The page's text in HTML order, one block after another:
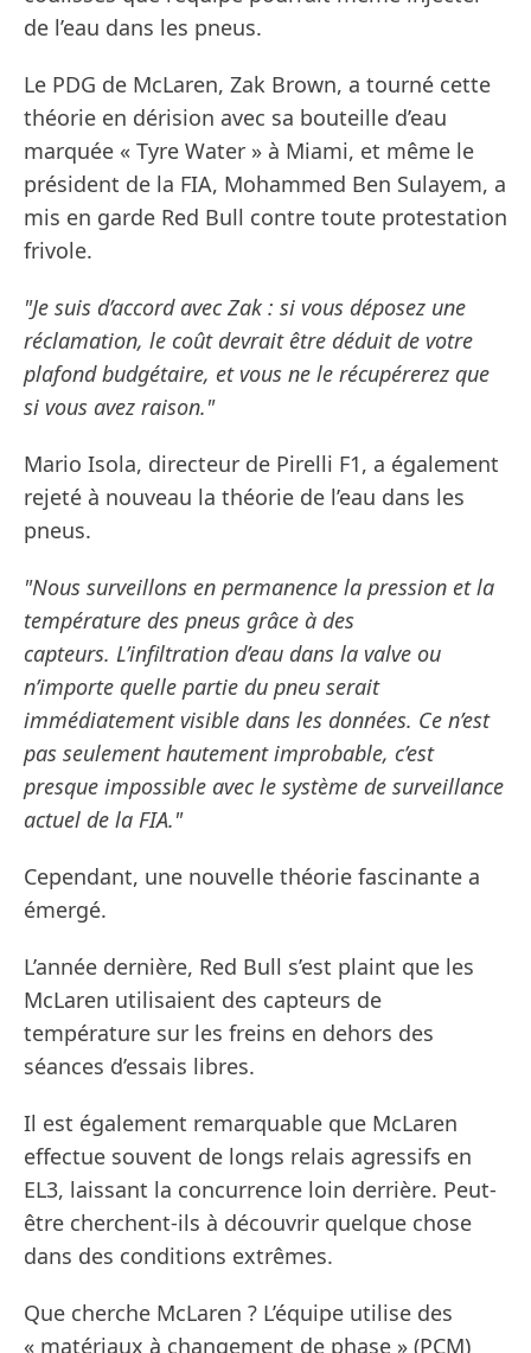
de l’eau dans les pneus.
Le PDG de McLaren, Zak Brown, a tourné cette
théorie en dérision avec sa bouteille d’eau
marquée « Tyre Water » à Miami, et même le
président de la FIA, Mohammed Ben Sulayem, a
mis en garde Red Bull contre toute protestation
frivole.
"Je suis d’accord avec Zak : si vous déposez une
réclamation, le coût devrait être déduit de votre
plafond budgétaire, et vous ne le récupérerez que
si vous avez raison."
Mario Isola, directeur de Pirelli F1, a également
rejeté à nouveau la théorie de l’eau dans les
pneus.
"Nous surveillons en permanence la pression et la
température des pneus grâce à des
capteurs. L’infiltration d’eau dans la valve ou
n’importe quelle partie du pneu serait
immédiatement visible dans les données. Ce n’est
pas seulement hautement improbable, c’est
presque impossible avec le système de surveillance
actuel de la FIA."
Cependant, une nouvelle théorie fascinante a
émergé.
L’année dernière, Red Bull s’est plaint que les
McLaren utilisaient des capteurs de
température sur les freins en dehors des
séances d’essais libres.
Il est également remarquable que McLaren
effectue souvent de longs relais agressifs en
EL3, laissant la concurrence loin derrière. Peut-
être cherchent-ils à découvrir quelque chose
dans des conditions extrêmes.
Que cherche McLaren ? L’équipe utilise des
« matériaux à changement de phase » (PCM)